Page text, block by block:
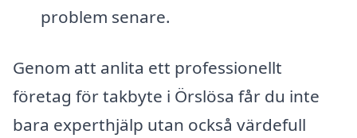
problem senare.
Genom att anlita ett professionellt
företag för takbyte i Örslösa får du inte
bara experthjälp utan också värdefull